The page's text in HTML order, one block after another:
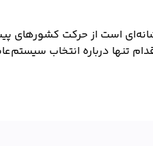
است از حرکت کشورهای
تنها درباره انتخاب